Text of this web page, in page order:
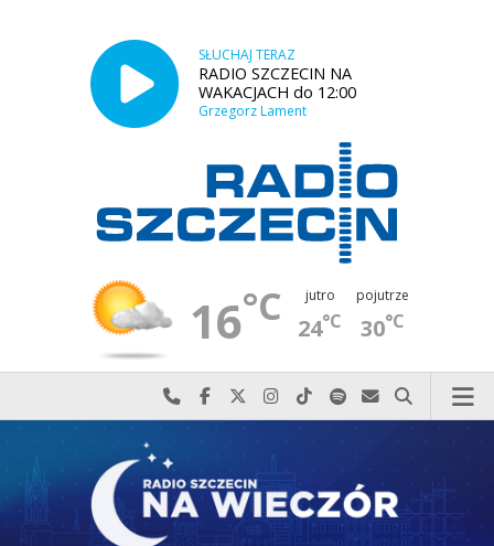
SŁUCHAJ TERAZ
RADIO SZCZECIN NA
WAKACJACH do 12:00
Grzegorz Lament
16°C jutro
24°C
pojutrze
30°C
Najlepiej po prostu do nas zadzwoń
Odwiedź nas na Facebook-u
Odwiedź nas na X
Odwiedź nas na Instagram-ie
Odwiedź nas na TikTok-u
Szukaj nas na Spotify
Wyślij do nas
Szukaj